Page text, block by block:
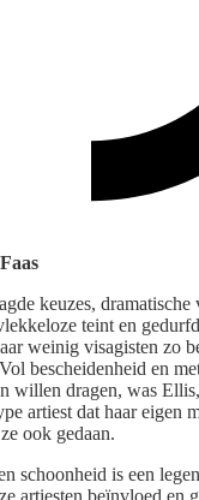
keuzes, dramatische
teint en
weinig visagisten zo
bescheidenheid en
willen dragen, was
artiest dat haar eigen
ook gedaan.
schoonheid is een